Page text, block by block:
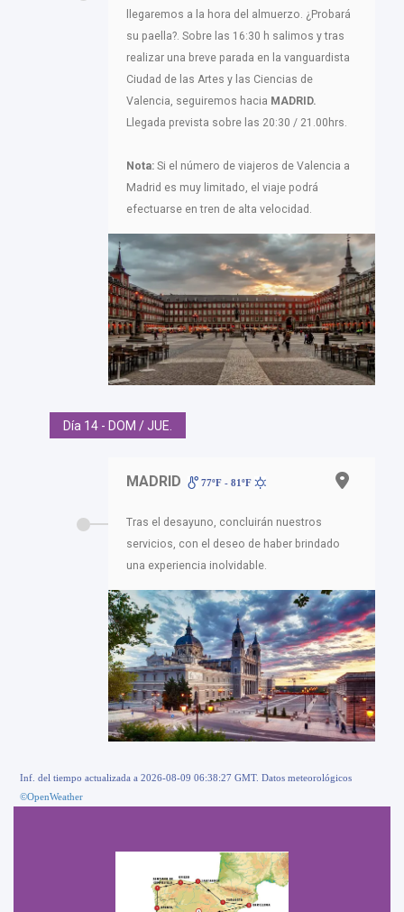
llegaremos a la hora del almuerzo. ¿Probará
su paella?. Sobre las 16:30 h salimos y tras
realizar una breve parada en la vanguardista
Ciudad de las Artes y las Ciencias de
Valencia, seguiremos hacia MADRID.
Llegada prevista sobre las 20:30 / 21.00hrs.
Nota: Si el número de viajeros de Valencia a
Madrid es muy limitado, el viaje podrá
efectuarse en tren de alta velocidad.
Día 14 - DOM / JUE.
MADRID 77ºF - 81ºF
Tras el desayuno, concluirán nuestros
servicios, con el deseo de haber brindado
una experiencia inolvidable.
Inf. del tiempo actualizada a 2026-08-09 06:38:27 GMT. Datos meteorológicos
©OpenWeather